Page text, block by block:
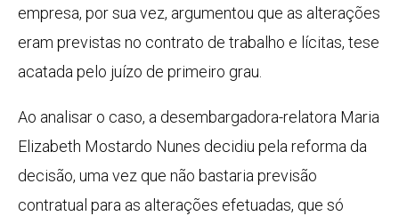
empresa, por sua vez, argumentou que as alterações
eram previstas no contrato de trabalho e lícitas, tese
acatada pelo juízo de primeiro grau.
Ao analisar o caso, a desembargadora-relatora Maria
Elizabeth Mostardo Nunes decidiu pela reforma da
decisão, uma vez que não bastaria previsão
contratual para as alterações efetuadas, que só